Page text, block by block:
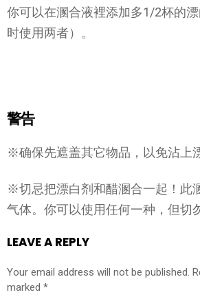
你可以在溷合液裡添加多1/2杯的
时使用两者）。
警告
※确保先遮盖其它物品，以免沾上
※切忌把漂白剂和醋溷合一起！此
气体。你可以使用任何一种，但切
LEAVE A REPLY
Your email address will not be published.
marked *